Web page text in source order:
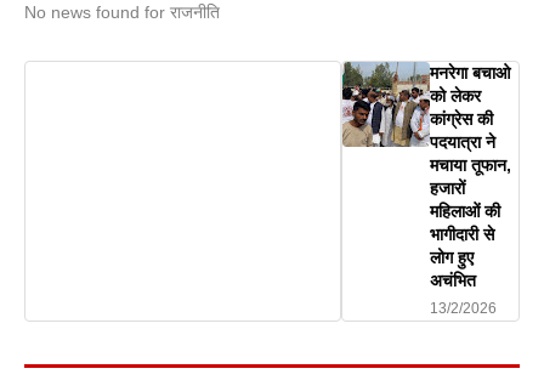
No news found for राजनीति
मनरेगा बचाओ
को लेकर
कांग्रेस की
पदयात्रा ने
मचाया तूफान,
हजारों
महिलाओं की
भागीदारी से
लोग हुए
अचंभित
13/2/2026